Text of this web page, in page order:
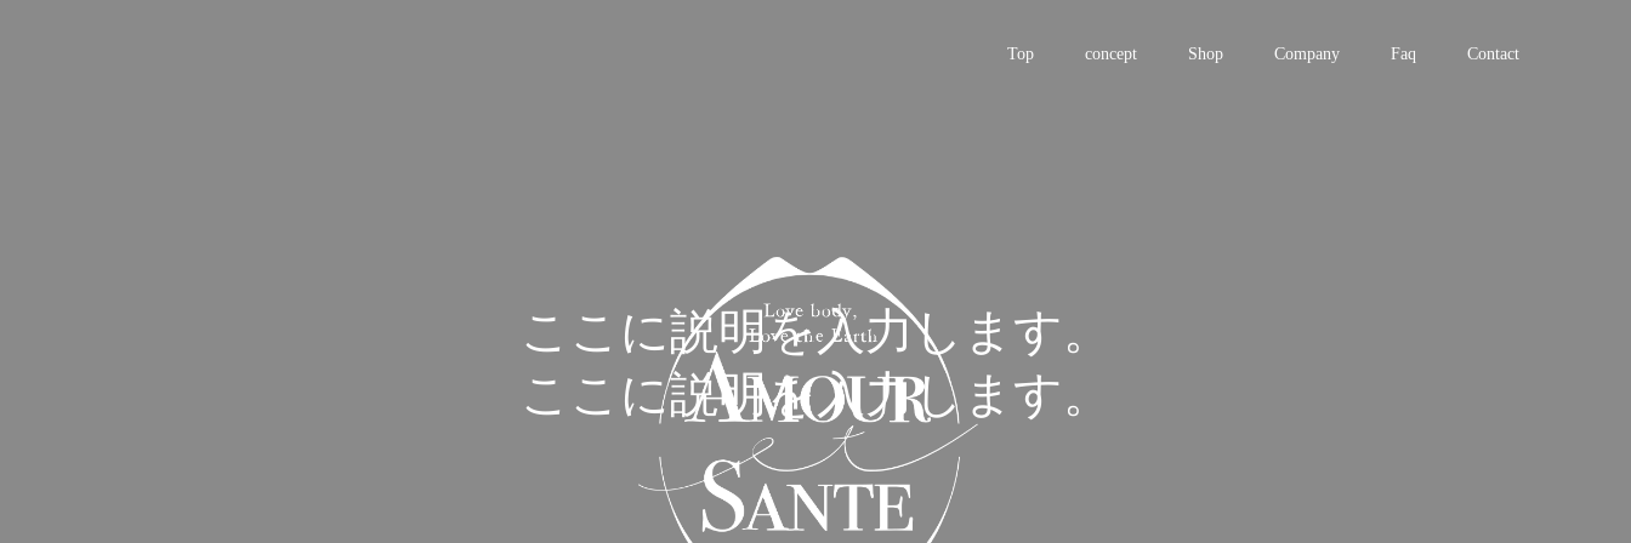
Top concept Shop Company Faq Contact
ここに説明を入力します。
ここに説明を入力します。